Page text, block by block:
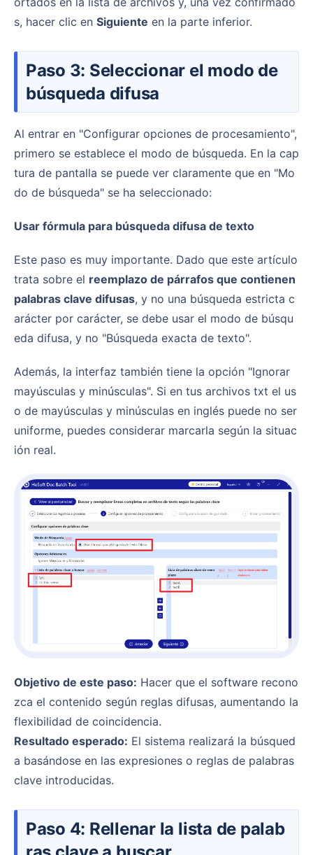
s, hacer clic en Siguiente en la parte inferior.
Paso 3: Seleccionar el modo de
búsqueda difusa
Al entrar en "Configurar opciones de procesamiento",
primero se establece el modo de búsqueda. En la cap
tura de pantalla se puede ver claramente que en "Mo
do de búsqueda" se ha seleccionado:
Usar fórmula para búsqueda difusa de texto
Este paso es muy importante. Dado que este artículo
trata sobre el reemplazo de párrafos que contienen
palabras clave difusas, y no una búsqueda estricta c
arácter por carácter, se debe usar el modo de búsqu
eda difusa, y no "Búsqueda exacta de texto".
Además, la interfaz también tiene la opción "Ignorar
mayúsculas y minúsculas". Si en tus archivos txt el us
o de mayúsculas y minúsculas en inglés puede no ser
uniforme, puedes considerar marcarla según la situac
ión real.
Objetivo de este paso: Hacer que el software recono
zca el contenido según reglas difusas, aumentando la
flexibilidad de coincidencia.
Resultado esperado: El sistema realizará la búsqued
a basándose en las expresiones o reglas de palabras
clave introducidas.
Paso 4: Rellenar la lista de palab